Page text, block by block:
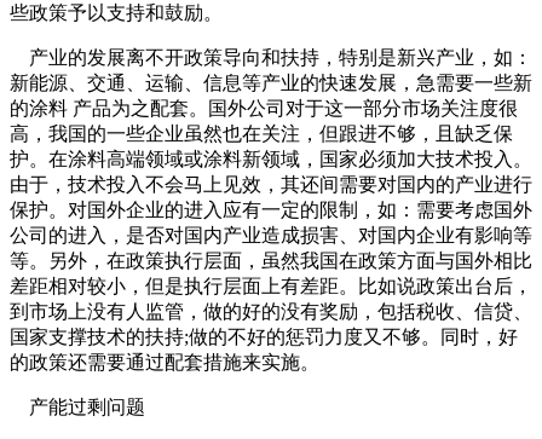
些政策予以支持和鼓励。
产业的发展离不开政策导向和扶持，特别是新兴产业，如：
新能源、交通、运输、信息等产业的快速发展，急需要一些新
的涂料 产品为之配套。国外公司对于这一部分市场关注度很
高，我国的一些企业虽然也在关注，但跟进不够，且缺乏保
护。在涂料高端领域或涂料新领域，国家必须加大技术投入。
由于，技术投入不会马上见效，其还间需要对国内的产业进行
保护。对国外企业的进入应有一定的限制，如：需要考虑国外
公司的进入，是否对国内产业造成损害、对国内企业有影响等
等。另外，在政策执行层面，虽然我国在政策方面与国外相比
差距相对较小，但是执行层面上有差距。比如说政策出台后，
到市场上没有人监管，做的好的没有奖励，包括税收、信贷、
国家支撑技术的扶持;做的不好的惩罚力度又不够。同时，好
的政策还需要通过配套措施来实施。
产能过剩问题